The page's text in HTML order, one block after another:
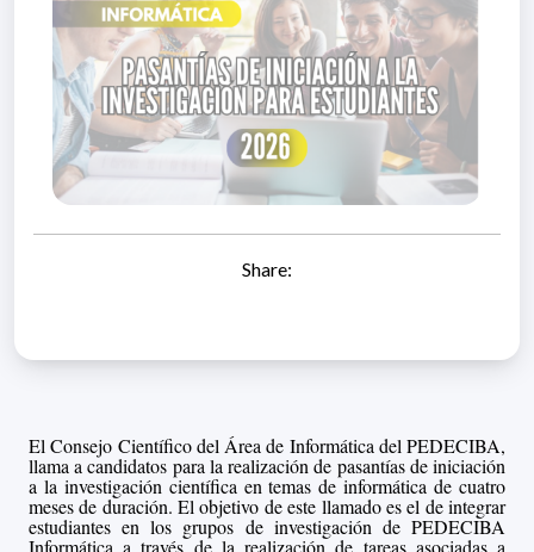
Share:
El Consejo Científico del Área de Informática del PEDECIBA,
llama a candidatos para la realización de pasantías de iniciación
a la investigación científica en temas de informática de cuatro
meses de duración. El objetivo de este llamado es el de integrar
estudiantes en los grupos de investigación de PEDECIBA